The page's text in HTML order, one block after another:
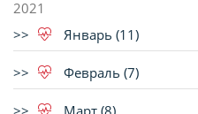
2021
Январь (11)
Февраль (7)
Март (8)